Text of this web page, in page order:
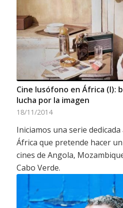
Cine lusófono en África (I):
lucha por la imagen
18/11/2014
Iniciamos una serie
África que pretende hacer
cines de Angola,
Cabo Verde.